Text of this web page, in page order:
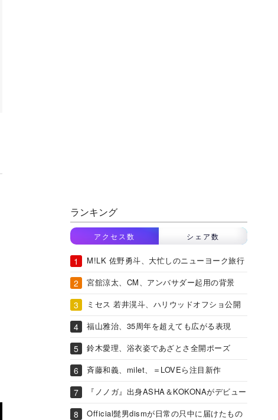
ランキング
アクセス数 シェア数
M!LK 佐野勇斗、大忙しのニューヨーク旅行
宮舘涼太、CM、アンバサダー起用の背景
ミセス 若井滉斗、ハリウッドオフショ公開
福山雅治、35周年を超えても広がる表現
鈴木愛理、浴衣姿であざとさ全開ポーズ
斉藤和義、milet、＝LOVEら注目新作
『ノノガ』出身ASHA＆KOKONAがデビュー
Official髭男dismが日常の只中に届けたもの